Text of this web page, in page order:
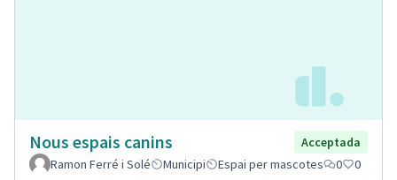
Nous espais canins
Acceptada
Ramon Ferré i Solé
Municipi Espai per mascotes 0 0